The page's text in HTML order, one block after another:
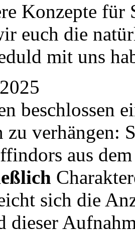
Konzepte für
euch die
mit uns
beschlossen
zu verhängen:
aus
sich die
dieser